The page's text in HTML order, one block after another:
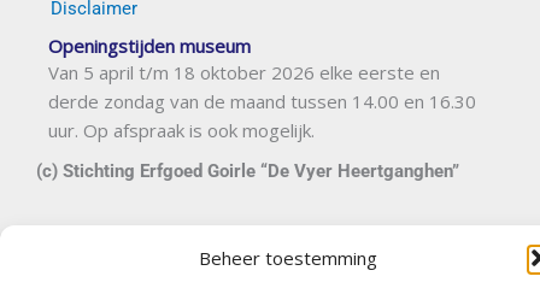
Beheer toestemming
Disclaimer
Openingstijden museum
Van 5 april t/m 18 oktober 2026 elke eerste en
derde zondag van de maand tussen 14.00 en 16.30
uur. Op afspraak is ook mogelijk.
(c) Stichting Erfgoed Goirle “De Vyer Heertganghen”
Contact